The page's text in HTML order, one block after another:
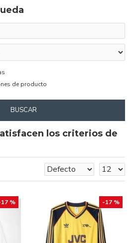
de producto
BUSCAR
los criterios de
% -17 %